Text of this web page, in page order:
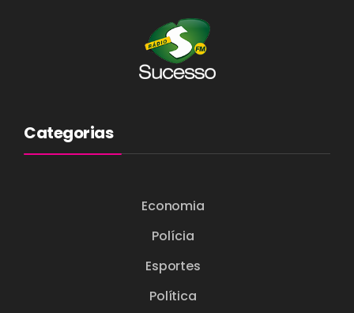
Categorias
Economia
Polícia
Esportes
Política